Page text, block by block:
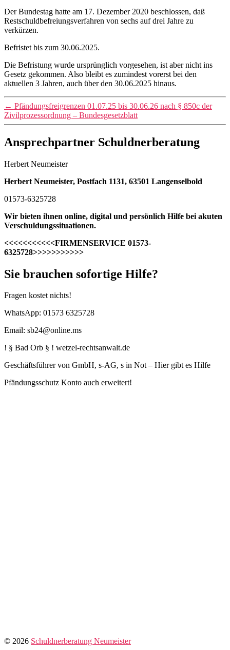
Der Bundestag hatte am 17. Dezember 2020 beschlossen, daß
Restschuldbefreiungsverfahren von sechs auf drei Jahre zu
verkürzen.
Befristet bis zum 30.06.2025.
Die Befristung wurde ursprünglich vorgesehen, ist aber nicht ins
Gesetz gekommen. Also bleibt es zumindest vorerst bei den
aktuellen 3 Jahren, auch über den 30.06.2025 hinaus.
← Pfändungsfreigrenzen 01.07.25 bis 30.06.26 nach § 850c der
Zivilprozessordnung – Bundesgesetzblatt
Ansprechpartner Schuldnerberatung
Herbert Neumeister
Herbert Neumeister, Postfach 1131, 63501 Langenselbold
01573-6325728
Wir bieten ihnen online, digital und persönlich Hilfe bei akuten
Verschuldungssituationen.
<<<<<<<<<<<FIRMENSERVICE 01573-
6325728>>>>>>>>>>>
Sie brauchen sofortige Hilfe?
Fragen kostet nichts!
WhatsApp: 01573 6325728
Email: sb24@online.ms
! § Bad Orb § ! wetzel-rechtsanwalt.de
Geschäftsführer von GmbH, s-AG, s in Not – Hier gibt es Hilfe
Pfändungsschutz Konto auch erweitert!
© 2026 Schuldnerberatung Neumeister